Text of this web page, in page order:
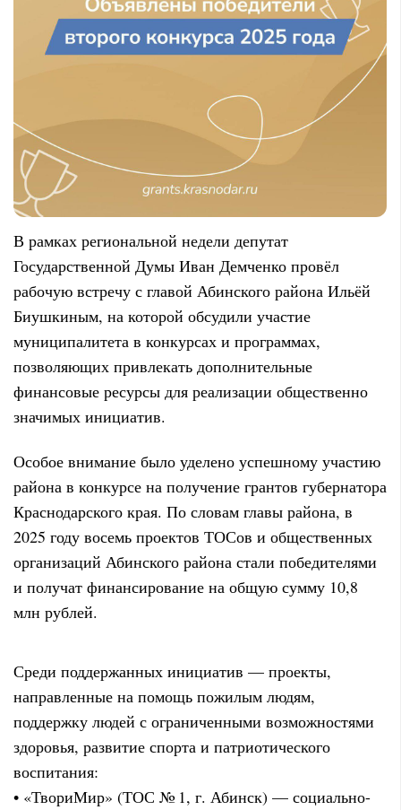
В рамках региональной недели депутат
Государственной Думы Иван Демченко провёл
рабочую встречу с главой Абинского района Ильёй
Биушкиным, на которой обсудили участие
муниципалитета в конкурсах и программах,
позволяющих привлекать дополнительные
финансовые ресурсы для реализации общественно
значимых инициатив.
Особое внимание было уделено успешному участию
района в конкурсе на получение грантов губернатора
Краснодарского края. По словам главы района, в
2025 году восемь проектов ТОСов и общественных
организаций Абинского района стали победителями
и получат финансирование на общую сумму 10,8
млн рублей.
Среди поддержанных инициатив — проекты,
направленные на помощь пожилым людям,
поддержку людей с ограниченными возможностями
здоровья, развитие спорта и патриотического
воспитания:
• «ТвориМир» (ТОС № 1, г. Абинск) — социально-